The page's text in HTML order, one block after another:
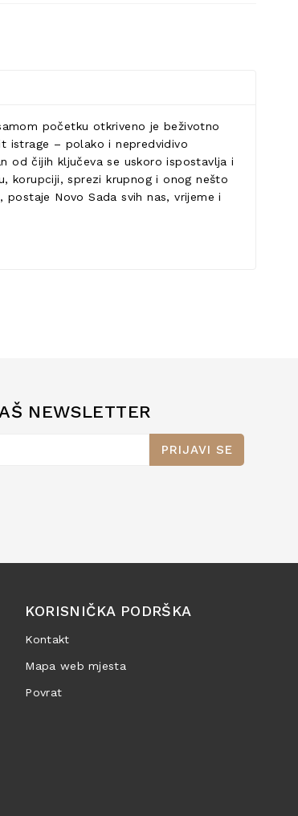
početku otkriveno je beživotno
istrage – polako i nepredvidivo
od čijih ključeva se uskoro ispostavlja i
korupciji, sprezi krupnog i onog nešto
Novo Sada svih nas, vrijeme i
NEWSLETTER
PRIJAVI SE
KORISNIČKA PODRŠKA
Kontakt
Mapa web mjesta
Povrat